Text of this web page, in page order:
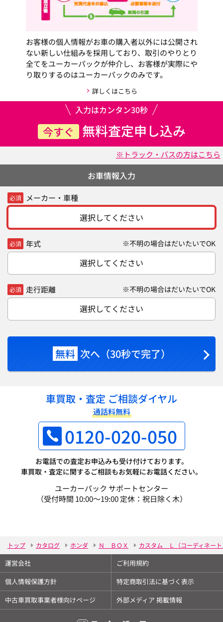
お客様の個人情報がお車の購入者以外には公開され
ない新しい仕組みを採用しており、取引のやりとり
全てをユーカーパックが仲介し、お客様が実際にや
り取りするのはユーカーパックのみです。
詳しくはこちら
入力はカンタン30秒
今すぐ 無料査定申し込み
※トラック・バスの方はこちら
お車情報入力
必須 メーカー・車種
選択してください
必須 年式 ※不明の場合はだいたいでOK
選択してください
必須 走行距離 ※不明の場合はだいたいでOK
選択してください
無料 次へ（30秒で完了）
車買取・査定 ご相談ダイヤル
通話料無料
0120-020-050
お電話での査定お申込みも受け付けております。
車買取・査定に関するご相談もお気軽にお電話ください。
ユーカーパック サポートセンター
（受付時間 10:00～19:00 定休：祝日除く木）
トップ カタログ ホンダ Ｎ ＢＯＸ カスタム Ｌ（コーディネー
運営会社
ご利用規約
個人情報保護方針
特定商取引法に基づく表示
中古車買取事業者様向けページ
外部メディア 掲載情報